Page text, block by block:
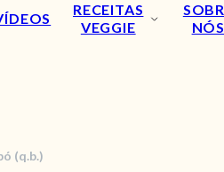
RECEITAS
VEGGIE
NÓS
RECEITAS
(q.b.)